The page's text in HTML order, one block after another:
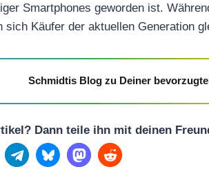
Smartphones geworden ist.
sich Käufer der aktuellen Generation
Schmidtis Blog zu Deiner
Dann teile ihn mit deinen